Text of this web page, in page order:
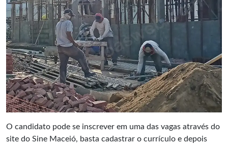
O candidato pode se inscrever em uma das vagas através do
site do Sine Maceió, basta cadastrar o currículo e depois